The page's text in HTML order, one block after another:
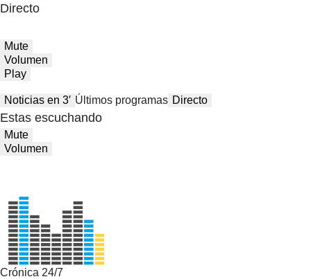
Directo
Mute
Volumen
Play
Noticias en 3′ Últimos programas Directo
Estas escuchando
Mute
Volumen
Crónica 24/7